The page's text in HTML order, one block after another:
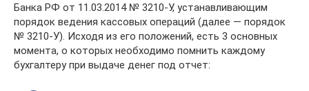
Банка РФ от 11.03.2014 № 3210-У, устанавливающим
порядок ведения кассовых операций (далее — порядок
№ 3210-У). Исходя из его положений, есть 3 основных
момента, о которых необходимо помнить каждому
бухгалтеру при выдаче денег под отчет: